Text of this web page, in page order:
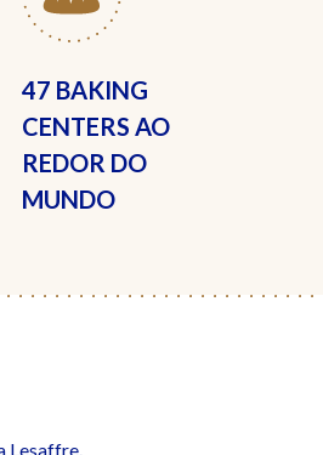
47 BAKING
CENTERS AO
REDOR DO
MUNDO
Lesaffre.